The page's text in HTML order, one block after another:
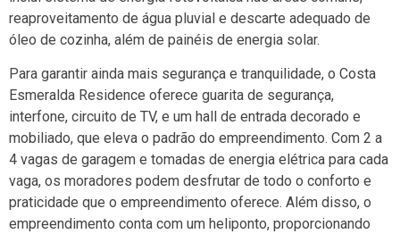
reaproveitamento de água pluvial e descarte adequado de
óleo de cozinha, além de painéis de energia solar.
Para garantir ainda mais segurança e tranquilidade, o Costa
Esmeralda Residence oferece guarita de segurança,
interfone, circuito de TV, e um hall de entrada decorado e
mobiliado, que eleva o padrão do empreendimento. Com 2 a
4 vagas de garagem e tomadas de energia elétrica para cada
vaga, os moradores podem desfrutar de todo o conforto e
praticidade que o empreendimento oferece. Além disso, o
empreendimento conta com um heliponto, proporcionando